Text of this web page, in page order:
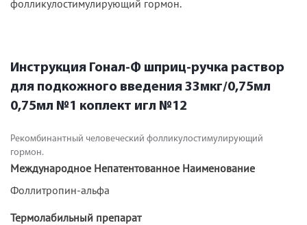
фолликулостимулирующий гормон.
Инструкция Гонал-Ф шприц-ручка раствор
для подкожного введения 33мкг/0,75мл
0,75мл №1 коплект игл №12
Рекомбинантный человеческий фолликулостимулирующий
гормон.
Международное Непатентованное Наименование
Фоллитропин-альфа
Термолабильный препарат